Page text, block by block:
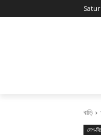
বাড়ি
দেশ-